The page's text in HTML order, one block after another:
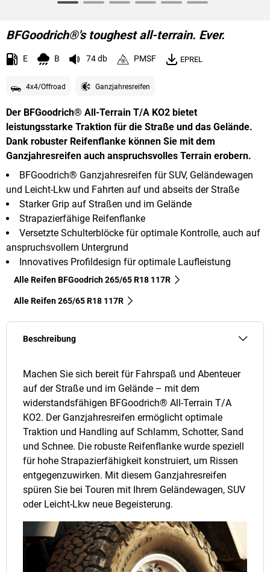
6
BFGoodrich®'s toughest all-terrain. Ever.
E B 74 db PMSF EPREL
4x4/Offroad Ganzjahresreifen
Der BFGoodrich® All-Terrain T/A KO2 bietet
leistungsstarke Traktion für die Straße und das Gelände.
Dank robuster Reifenflanke können Sie mit dem
Ganzjahresreifen auch anspruchsvolles Terrain erobern.
BFGoodrich® Ganzjahresreifen für SUV, Geländewagen
und Leicht-Lkw und Fahrten auf und abseits der Straße
Starker Grip auf Straßen und im Gelände
Strapazierfähige Reifenflanke
Versetzte Schulterblöcke für optimale Kontrolle, auch auf
anspruchsvollem Untergrund
Innovatives Profildesign für optimale Laufleistung
Alle Reifen BFGoodrich 265/65 R18 117R
Alle Reifen‎ 265/65 R18 117R
Beschreibung
Machen Sie sich bereit für Fahrspaß und Abenteuer
auf der Straße und im Gelände – mit dem
widerstandsfähigen BFGoodrich® All-Terrain T/A
KO2. Der Ganzjahresreifen ermöglicht optimale
Traktion und Handling auf Schlamm, Schotter, Sand
und Schnee. Die robuste Reifenflanke wurde speziell
für hohe Strapazierfähigkeit konstruiert, um Rissen
entgegenzuwirken. Mit diesem Ganzjahresreifen
spüren Sie bei Touren mit Ihrem Geländewagen, SUV
oder Leicht-Lkw neue Begeisterung.